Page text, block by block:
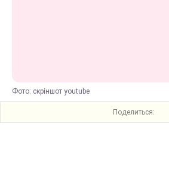
Фото: скріншот youtube
Поделиться: